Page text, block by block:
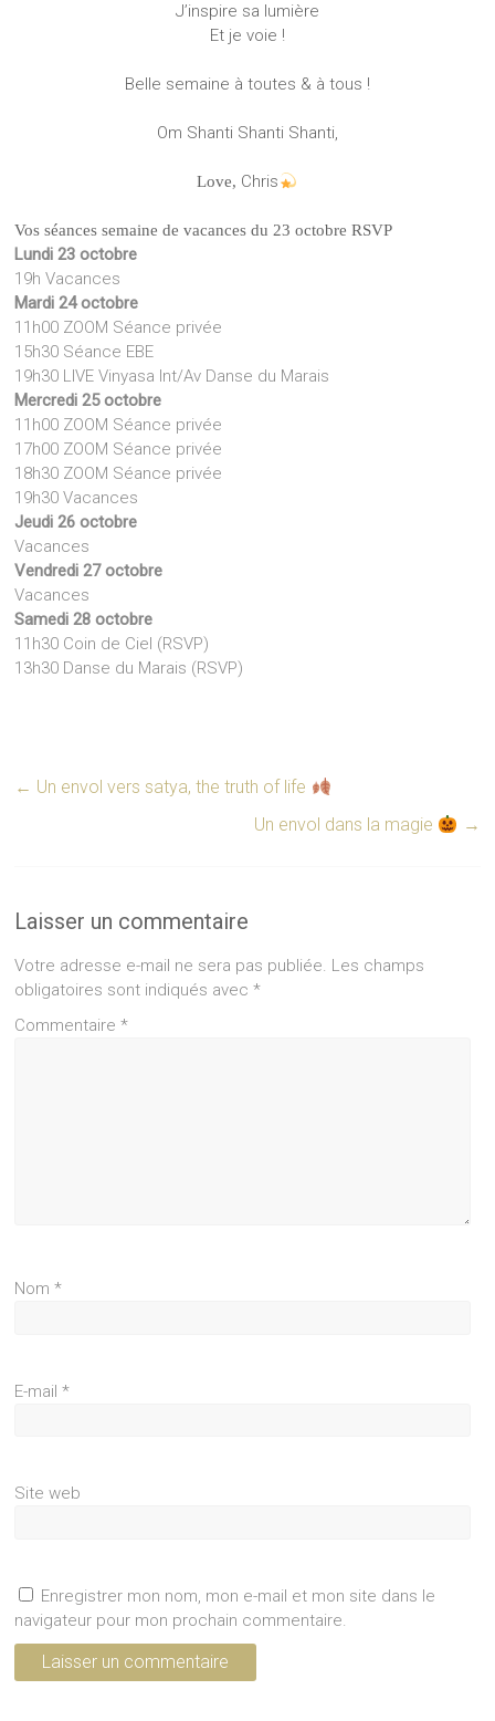
J’inspire sa lumière
Et je voie !
Belle semaine à toutes & à tous !
Om Shanti Shanti Shanti,
Love, Chris
Vos séances semaine de vacances du 23 octobre RSVP
Lundi 23 octobre
19h Vacances
Mardi 24 octobre
11h00 ZOOM Séance privée
15h30 Séance EBE
19h30 LIVE Vinyasa Int/Av Danse du Marais
Mercredi 25 octobre
11h00 ZOOM Séance privée
17h00 ZOOM Séance privée
18h30 ZOOM Séance privée
19h30 Vacances
Jeudi 26 octobre
Vacances
Vendredi 27 octobre
Vacances
Samedi 28 octobre
11h30 Coin de Ciel (RSVP)
13h30 Danse du Marais (RSVP)
← Un envol vers satya, the truth of life
Un envol dans la magie
→
Laisser un commentaire
Votre adresse e-mail ne sera pas publiée. Les champs
obligatoires sont indiqués avec*
Commentaire*
Nom*
E-mail*
Site web
Enregistrer mon nom, mon e-mail et mon site dans le
navigateur pour mon prochain commentaire.